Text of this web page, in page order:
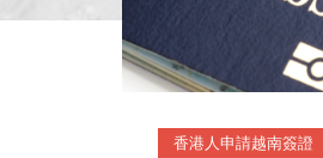
香港人申請越南簽證